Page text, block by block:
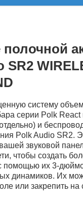
SR2
систему
серии Polk React
и
Polk Audio SR2.
звуковой
чтобы создать
помощью их 3-
динамиков. Их
или закрепить на